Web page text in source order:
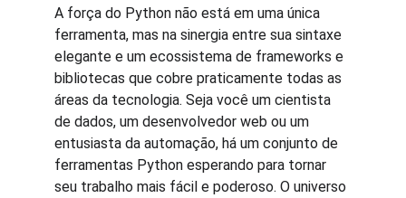
A força do Python não está em uma única
ferramenta, mas na sinergia entre sua sintaxe
elegante e um ecossistema de frameworks e
bibliotecas que cobre praticamente todas as
áreas da tecnologia. Seja você um cientista
de dados, um desenvolvedor web ou um
entusiasta da automação, há um conjunto de
ferramentas Python esperando para tornar
seu trabalho mais fácil e poderoso. O universo